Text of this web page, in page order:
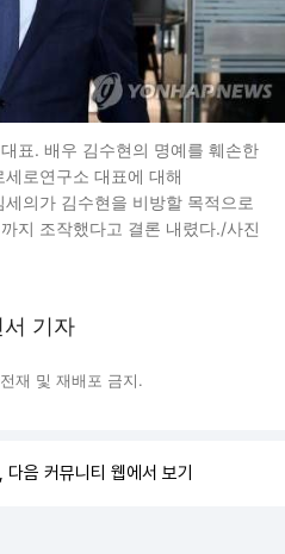
표. 배우 김수현의 명예를 훼손한
로연구소 대표에 대해
의가 김수현을 비방할 목적으로
지 조작했다고 결론 내렸다./사진
기자
재 및 재배포 금지.
음 커뮤니티 웹에서 보기